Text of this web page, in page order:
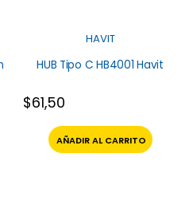
HAVIT
HUB Tipo C HB4001 Havit
$61,50
AÑADIR AL CARRITO